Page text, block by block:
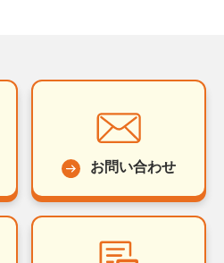
お問い合わせ